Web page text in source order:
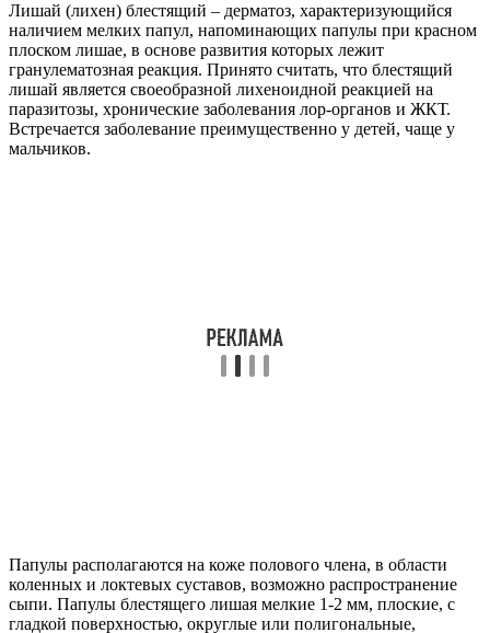
Лишай (лихен) блестящий – дерматоз, характеризующийся
наличием мелких папул, напоминающих папулы при красном
плоском лишае, в основе развития которых лежит
гранулематозная реакция. Принято считать, что блестящий
лишай является своеобразной лихеноидной реакцией на
паразитозы, хронические заболевания лор-органов и ЖКТ.
Встречается заболевание преимущественно у детей, чаще у
мальчиков.
Папулы располагаются на коже полового члена, в области
коленных и локтевых суставов, возможно распространение
сыпи. Папулы блестящего лишая мелкие 1-2 мм, плоские, с
гладкой поверхностью, округлые или полигональные,